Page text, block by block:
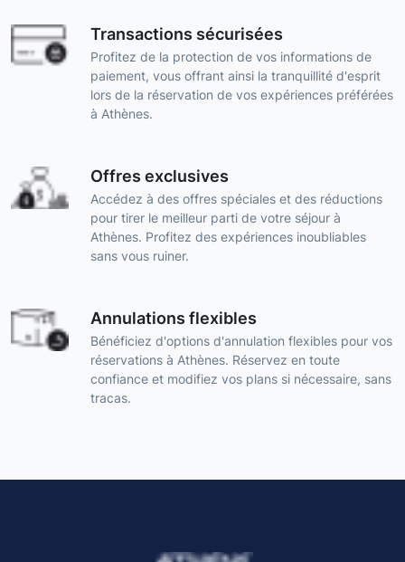
Transactions sécurisées
Profitez de la protection de vos informations de
paiement, vous offrant ainsi la tranquillité d'esprit
lors de la réservation de vos expériences préférées
à Athènes.
Offres exclusives
Accédez à des offres spéciales et des réductions
pour tirer le meilleur parti de votre séjour à
Athènes. Profitez des expériences inoubliables
sans vous ruiner.
Annulations flexibles
Bénéficiez d'options d'annulation flexibles pour vos
réservations à Athènes. Réservez en toute
confiance et modifiez vos plans si nécessaire, sans
tracas.